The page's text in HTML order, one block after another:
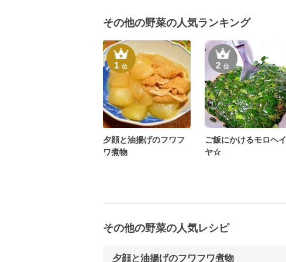
その他の野菜の人気ランキング
1位
夕顔と油揚げのフワフ
ワ煮物
2位
ご飯にかけるモロヘイ
ヤ☆
その他の野菜の人気レシピ
夕顔と油揚げのフワフワ煮物